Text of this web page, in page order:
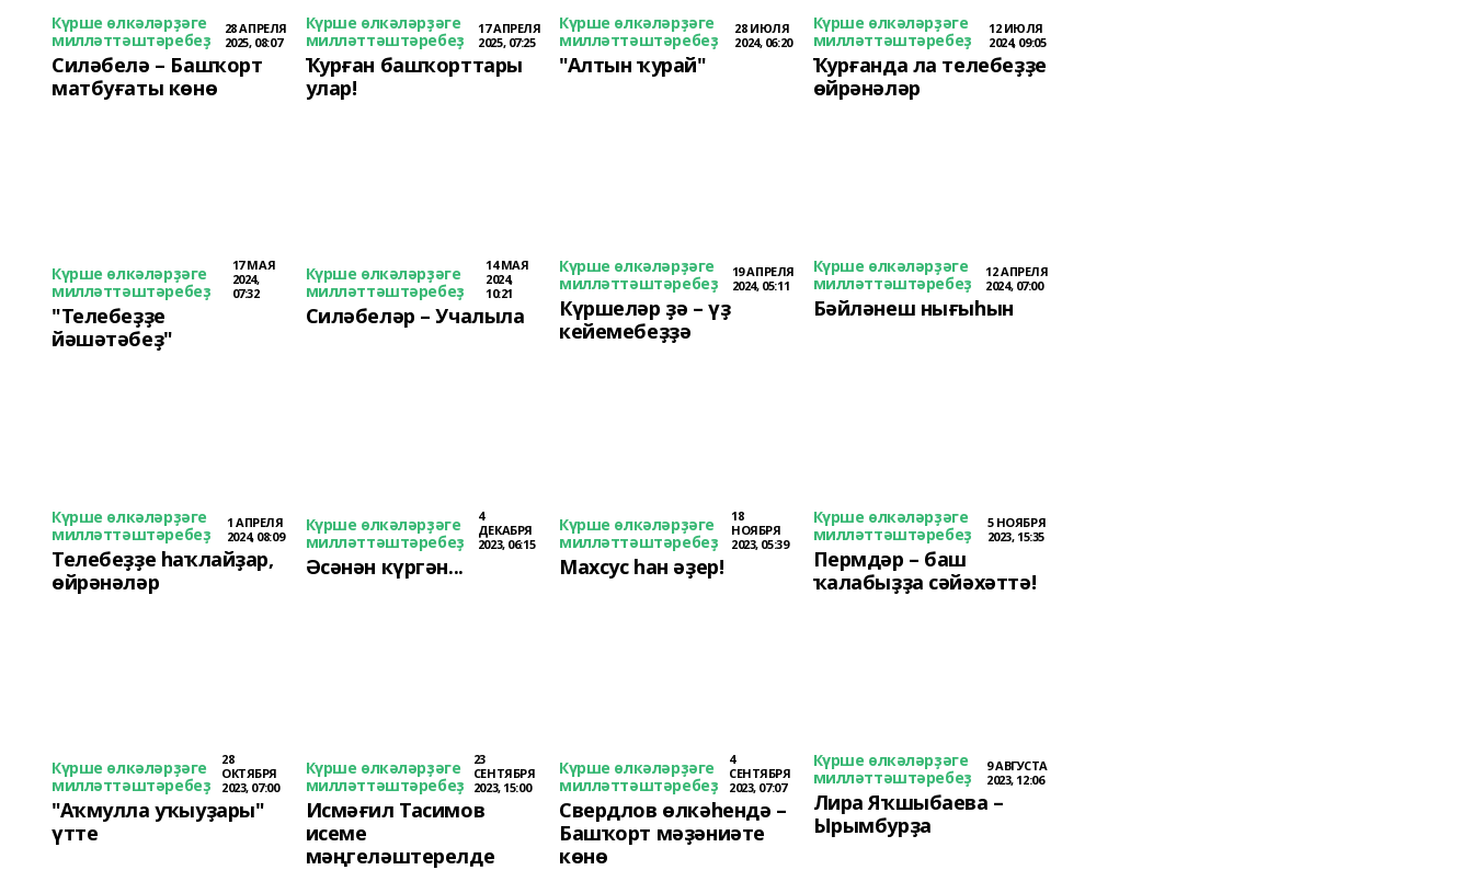
Күрше өлкәләрҙәге
милләттәштәребеҙ
28 АПРЕЛЯ
2025, 08:07
Силәбелә – Башҡорт
матбуғаты көнө
Күрше өлкәләрҙәге
милләттәштәребеҙ
17 АПРЕЛЯ
2025, 07:25
Ҡурған башҡорттары
улар!
Күрше өлкәләрҙәге
милләттәштәребеҙ
28 ИЮЛЯ
2024, 06:20
"Алтын ҡурай"
Күрше өлкәләрҙәге
милләттәштәребеҙ
12 ИЮЛЯ
2024, 09:05
Ҡурғанда ла телебеҙҙе
өйрәнәләр
Күрше өлкәләрҙәге
милләттәштәребеҙ
17 МАЯ
2024,
07:32
"Телебеҙҙе
йәшәтәбеҙ"
Күрше өлкәләрҙәге
милләттәштәребеҙ
14 МАЯ
2024,
10:21
Силәбеләр – Учалыла
Күрше өлкәләрҙәге
милләттәштәребеҙ
19 АПРЕЛЯ
2024, 05:11
Күршеләр ҙә – үҙ
кейемебеҙҙә
Күрше өлкәләрҙәге
милләттәштәребеҙ
12 АПРЕЛЯ
2024, 07:00
Бәйләнеш нығыһын
Күрше өлкәләрҙәге
милләттәштәребеҙ
1 АПРЕЛЯ
2024, 08:09
Телебеҙҙе һаҡлайҙар,
өйрәнәләр
Күрше өлкәләрҙәге
милләттәштәребеҙ
4
ДЕКАБРЯ
2023, 06:15
Әсәнән күргән...
Күрше өлкәләрҙәге
милләттәштәребеҙ
18
НОЯБРЯ
2023, 05:39
Махсус һан әҙер!
Күрше өлкәләрҙәге
милләттәштәребеҙ
5 НОЯБРЯ
2023, 15:35
Пермдәр – баш
ҡалабыҙҙа сәйәхәттә!
Күрше өлкәләрҙәге
милләттәштәребеҙ
28
ОКТЯБРЯ
2023, 07:00
"Аҡмулла уҡыуҙары"
үтте
Күрше өлкәләрҙәге
милләттәштәребеҙ
23
СЕНТЯБРЯ
2023, 15:00
Исмәғил Тасимов
исеме
мәңгеләштерелде
Күрше өлкәләрҙәге
милләттәштәребеҙ
4
СЕНТЯБРЯ
2023, 07:07
Свердлов өлкәһендә –
Башҡорт мәҙәниәте
көнө
Күрше өлкәләрҙәге
милләттәштәребеҙ
9 АВГУСТА
2023, 12:06
Лира Яҡшыбаева –
Ырымбурҙа